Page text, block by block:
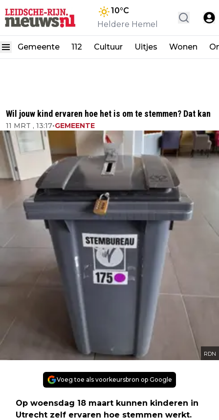
10°C
Heldere Hemel
Gemeente 112 Cultuur Uitjes Wonen
Wil jouw kind ervaren hoe het is om te stemmen? Dat kan
11 MRT , 13:17•GEMEENTE
RDN
Voeg toe als voorkeursbron op Google
Op woensdag 18 maart kunnen kinderen in
Utrecht zelf ervaren hoe stemmen werkt.